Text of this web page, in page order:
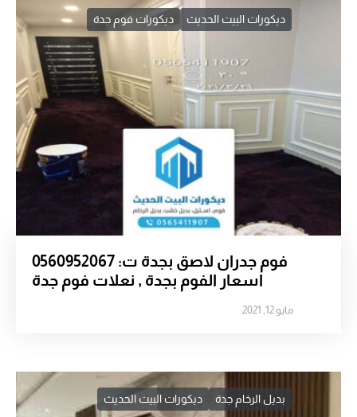
ديكورات البيت الحديث ديكورات فوم جدة
فوم جدران لاصق بجدة ت: 0560952067
اسعار الفوم بجدة , نعلات فوم جدة
مايو 12, 2021
بديل الرخام جدة ديكورات البيت الحديث